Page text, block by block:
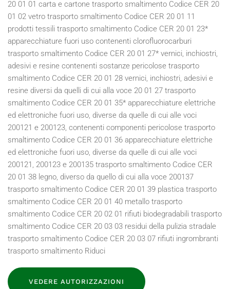
VEDERE AUTORIZZAZIONI